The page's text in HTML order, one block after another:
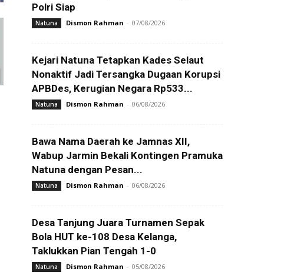
Polri Siap
Natuna Dismon Rahman - 07/08/2026
Kejari Natuna Tetapkan Kades Selaut
Nonaktif Jadi Tersangka Dugaan Korupsi
APBDes, Kerugian Negara Rp533...
Natuna Dismon Rahman - 06/08/2026
Bawa Nama Daerah ke Jamnas XII,
Wabup Jarmin Bekali Kontingen Pramuka
Natuna dengan Pesan...
Natuna Dismon Rahman - 06/08/2026
Desa Tanjung Juara Turnamen Sepak
Bola HUT ke-108 Desa Kelanga,
Taklukkan Pian Tengah 1-0
Natuna Dismon Rahman - 05/08/2026